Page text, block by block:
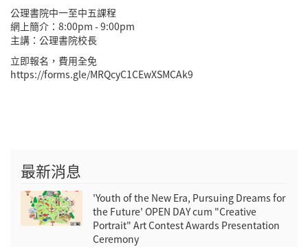
公理書院中一至中五課程
網上簡介：8:00pm - 9:00pm
主講：公理書院校長
立即報名，費用全免
https://forms.gle/MRQcyC1CEwXSMCAk9
最新消息
'Youth of the New Era, Pursuing Dreams for
the Future' OPEN DAY cum "Creative
Portrait" Art Contest Awards Presentation
Ceremony